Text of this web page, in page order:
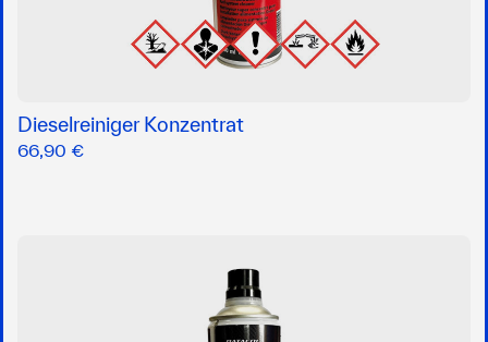
Dieselreiniger Konzentrat
66,90 €